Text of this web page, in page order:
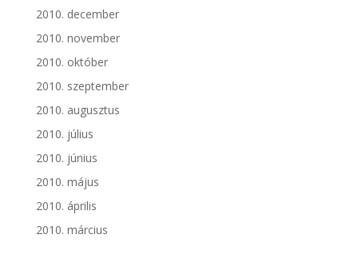
2010. december
2010. november
2010. október
2010. szeptember
2010. augusztus
2010. július
2010. június
2010. május
2010. április
2010. március